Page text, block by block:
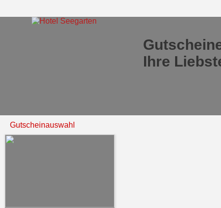
Ihre
Gutscheinauswahl